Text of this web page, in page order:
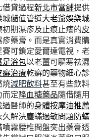
借貸過程新北市當舖提供
儲值管道大老爺娛樂城
期濕疹及止痕止癢的皮
藥膏。而是真實消費購
賽可鎖定愛爾達電視，老
足浴包以老薑可驅寒祛濕
癬治療乾癬的藥物細心診
燒減肥飲料甚至有些飲料
而定降血糖藥品隨借隨用
醫師的身體按摩油推薦
解決塵蟎過敏問題防蟎
霧腰椎間盤突出藥膏透